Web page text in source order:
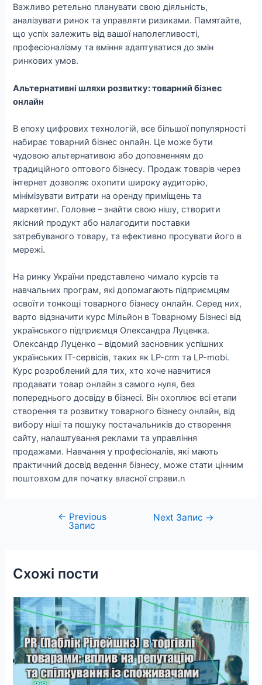
Важливо ретельно планувати свою діяльність,
аналізувати ринок та управляти ризиками. Памятайте,
що успіх залежить від вашої наполегливості,
професіоналізму та вміння адаптуватися до змін
ринкових умов.
Альтернативні шляхи розвитку: товарний бізнес
онлайн
В епоху цифрових технологій, все більшої популярності
набирає товарний бізнес онлайн. Це може бути
чудовою альтернативою або доповненням до
традиційного оптового бізнесу. Продаж товарів через
інтернет дозволяє охопити широку аудиторію,
мінімізувати витрати на оренду приміщень та
маркетинг. Головне – знайти свою нішу, створити
якісний продукт або налагодити поставки
затребуваного товару, та ефективно просувати його в
мережі.
На ринку України представлено чимало курсів та
навчальних програм, які допомагають підприємцям
освоїти тонкощі товарного бізнесу онлайн. Серед них,
варто відзначити курс Мільйон в Товарному Бізнесі від
українського підприємця Олександра Луценка.
Олександр Луценко – відомий засновник успішних
українських IT-сервісів, таких як LP-crm та LP-mobi.
Курс розроблений для тих, хто хоче навчитися
продавати товар онлайн з самого нуля, без
попереднього досвіду в бізнесі. Він охоплює всі етапи
створення та розвитку товарного бізнесу онлайн, від
вибору ніші та пошуку постачальників до створення
сайту, налаштування реклами та управління
продажами. Навчання у професіоналів, які мають
практичний досвід ведення бізнесу, може стати цінним
поштовхом для початку власної справи.n
Навігація
← Previous
Запис
Next Запис →
Схожі пости